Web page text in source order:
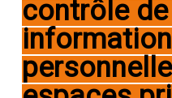
contrôle